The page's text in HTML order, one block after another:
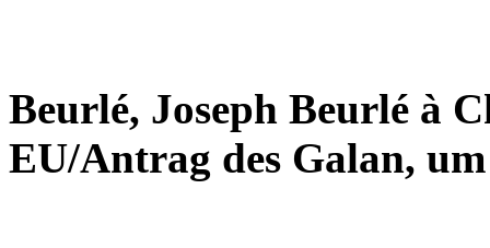
Beurlé, Joseph Beurlé à
EU/Antrag des Galan,